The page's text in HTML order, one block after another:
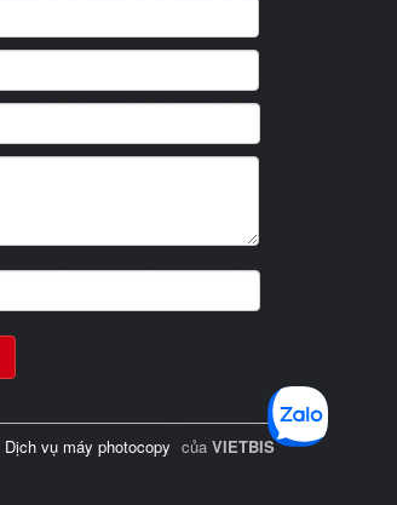
Dịch vụ máy photocopy của VIETBIS